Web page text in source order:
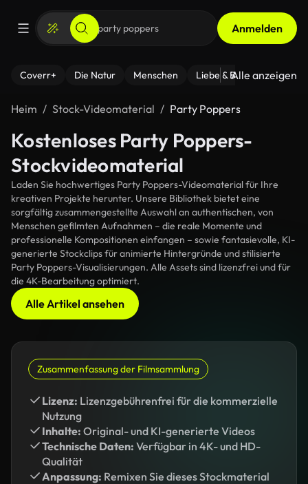
Anmelden
Coverr+ Die Natur Menschen Liebe & Beziehungen
Alle anzeigen
Heim Stock-Videomaterial Party Poppers
Kostenloses Party Poppers-
Stockvideomaterial
Laden Sie hochwertiges Party Poppers-Videomaterial für Ihre
kreativen Projekte herunter. Unsere Bibliothek bietet eine
sorgfältig zusammengestellte Auswahl an authentischen, von
Menschen gefilmten Aufnahmen – die reale Momente und
professionelle Kompositionen einfangen – sowie fantasievolle, KI-
generierte Stockclips für animierte Hintergründe und stilisierte
Party Poppers-Visualisierungen. Alle Assets sind lizenzfrei und für
die 4K-Bearbeitung optimiert.
Alle Artikel ansehen
Zusammenfassung der Filmsammlung
Lizenz: Lizenzgebührenfrei für die kommerzielle
Nutzung
Inhalte: Original- und KI-generierte Videos
Technische Daten: Verfügbar in 4K- und HD-
Qualität
Anpassung: Remixen Sie dieses Stockmaterial